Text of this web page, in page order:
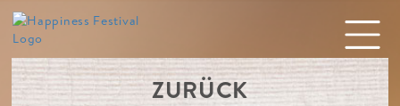
ZURÜCK